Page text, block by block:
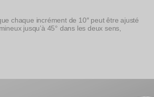
chaque incrément de 10″ peut être ajusté
jusqu’à 45° dans les deux sens,